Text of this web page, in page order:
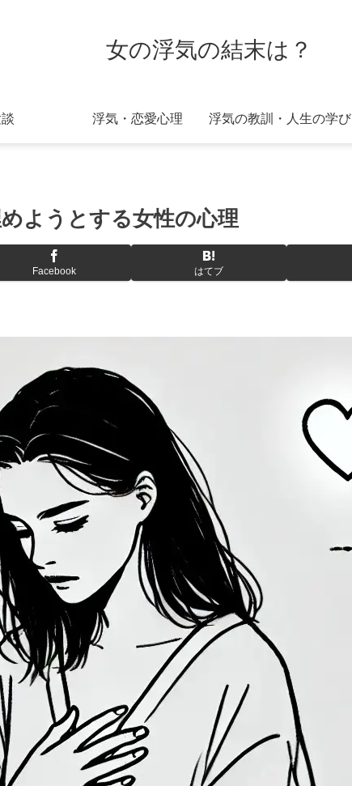
女の浮気の結末は？
浮気・恋愛心理 浮気の教訓・人生の学び
ようとする女性の心理
Facebook はてブ